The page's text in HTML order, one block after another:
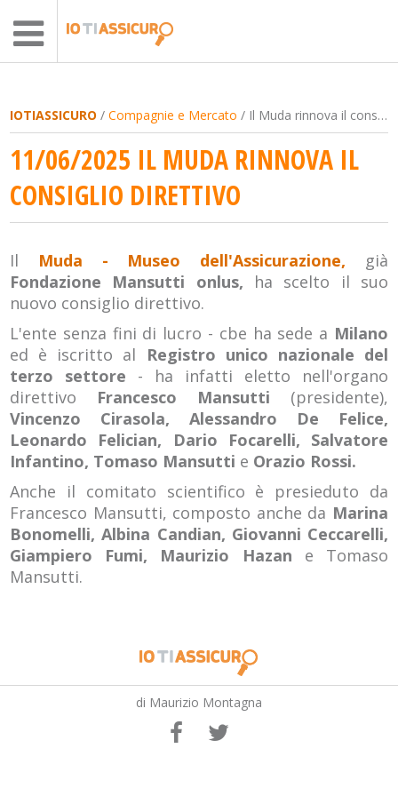
IOTIASSICURO /Compagnie e Mercato / Il Muda rinnova il consiglio direttivo
11/06/2025 IL MUDA RINNOVA IL
CONSIGLIO DIRETTIVO
Il Muda - Museo dell'Assicurazione, già
Fondazione Mansutti onlus, ha scelto il suo
nuovo consiglio direttivo.
L'ente senza fini di lucro - cbe ha sede a Milano
ed è iscritto al
Registro unico nazionale del
terzo settore - ha infatti eletto nell'organo
direttivo Francesco Mansutti (presidente),
Vincenzo Cirasola, Alessandro De Felice,
Leonardo Felician, Dario Focarelli, Salvatore
Infantino, Tomaso Mansutti e Orazio Rossi.
Anche il comitato scientifico è presieduto da
Francesco Mansutti, composto anche da Marina
Bonomelli, Albina Candian, Giovanni Ceccarelli,
Giampiero Fumi, Maurizio Hazan e Tomaso
Mansutti.
di Maurizio Montagna